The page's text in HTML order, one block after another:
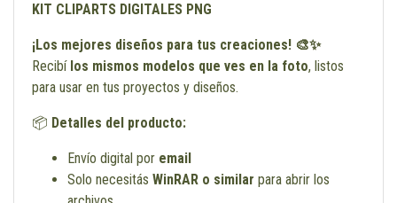
KIT CLIPARTS DIGITALES PNG
¡Los mejores diseños para tus creaciones! 🎨✨
Recibí los mismos modelos que ves en la foto, listos
para usar en tus proyectos y diseños.
📦 Detalles del producto:
Envío digital por email
Solo necesitás WinRAR o similar para abrir los